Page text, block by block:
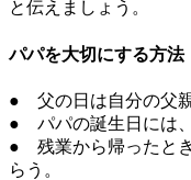
と伝えましょう。
パパを大切にする方法
● 父の日は自分の父親
● パパの誕生日には
● 残業から帰ったと
らう。